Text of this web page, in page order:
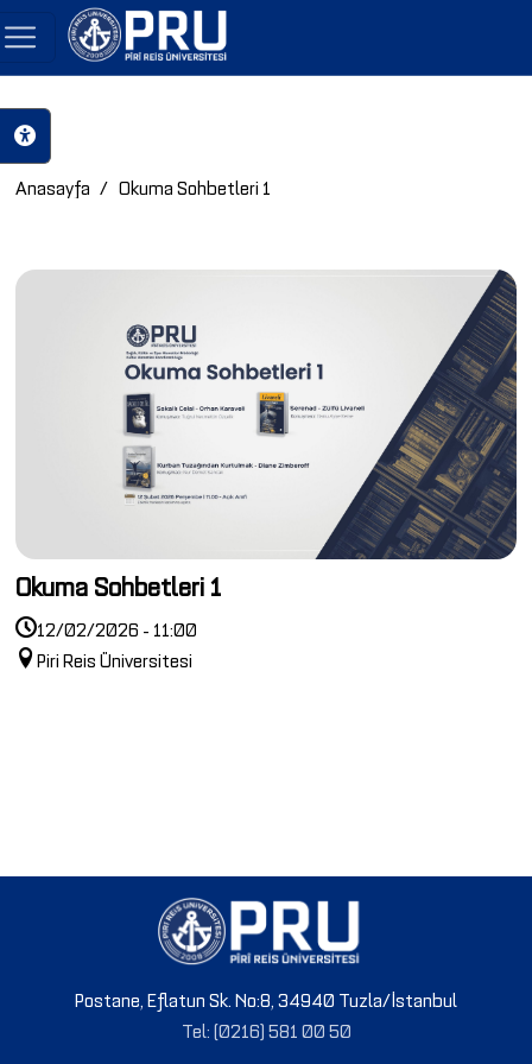
Anasayfa Okuma Sohbetleri 1
Okuma Sohbetleri 1
12/02/2026 - 11:00
Piri Reis Üniversitesi
Postane, Eflatun Sk. No:8, 34940 Tuzla/İstanbul
Tel: (0216) 581 00 50